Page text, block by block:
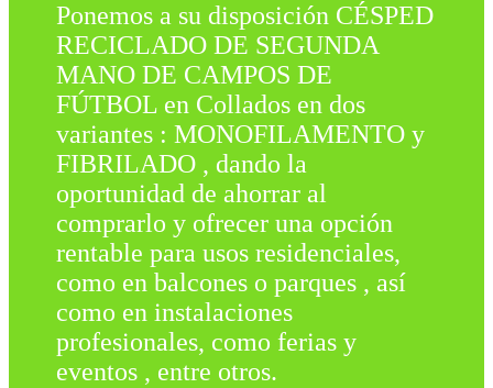
Ponemos a su disposición CÉSPED
RECICLADO DE SEGUNDA
MANO DE CAMPOS DE
FÚTBOL en Collados en dos
variantes : MONOFILAMENTO y
FIBRILADO , dando la
oportunidad de ahorrar al
comprarlo y ofrecer una opción
rentable para usos residenciales,
como en balcones o parques , así
como en instalaciones
profesionales, como ferias y
eventos , entre otros.